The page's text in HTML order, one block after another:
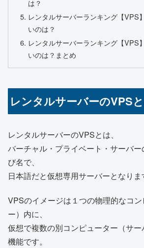
は？
レンタルサーバーランキング【VPS
いのは？
レンタルサーバーランキング【VPS
いのは？まとめ
レンタルサーバーのVPS
レンタルサーバーのVPSとは、
バーチャル・プライベート・サーバ
び名で、
日本語だと仮想専用サーバーとなりま
VPSのイメージは１つの物理的なコ
ー）内に、
仮想で複数の別コンピューター（サ
機能です。